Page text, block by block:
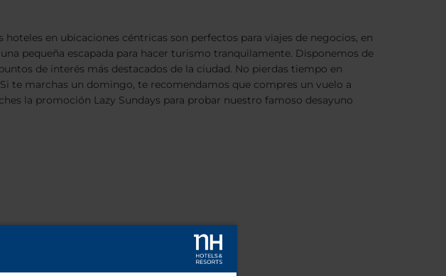
en ubicaciones céntricas son perfectos para viajes de negocios, en
pequeña escapada para hacer turismo tranquilamente. Disponemos de
de interés más destacados de la ciudad. No pierdas tiempo en
te marchas un domingo, te recomendamos que compres un vuelo a
la promoción Lazy Sundays para probar nuestro famoso desayuno